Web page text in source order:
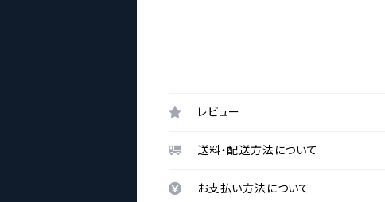
レビュー
送料・配送方法について
お支払い方法について